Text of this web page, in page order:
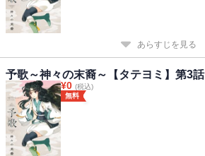
あらすじを見る
予歌～神々の末裔～【タテヨミ】第3話
¥0 (税込)
無料